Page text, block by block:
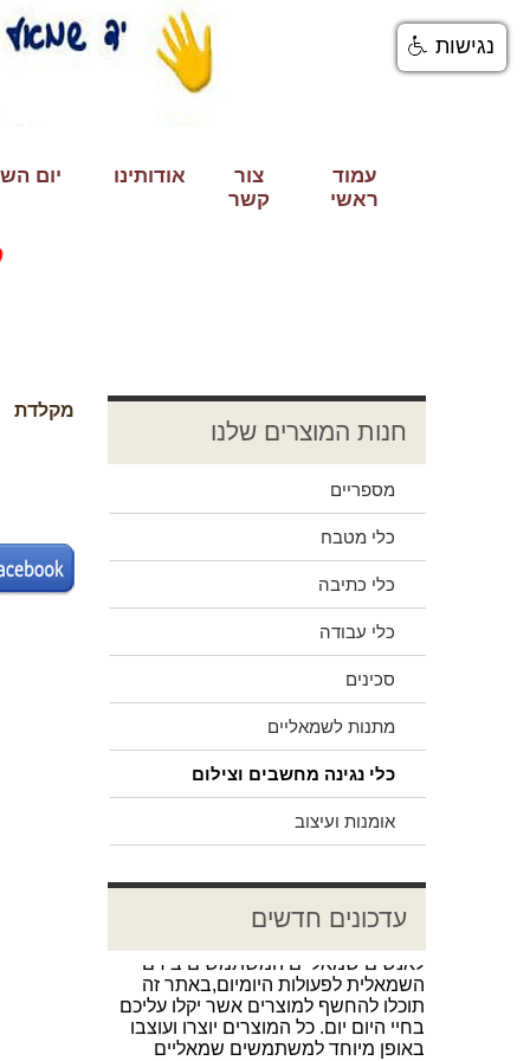
עמוד
ראשי
צור
קשר
אודותינו
מקלדת
חנות המוצרים שלנו
מספריים
כלי מטבח
כלי כתיבה
כלי עבודה
סכינים
מתנות לשמאליים
כלי נגינה מחשבים וצילום
אומנות ועיצוב
עדכונים חדשים
אנו שמחים לשתף אתכם ולהציג בפניכם
את האתר היחודי שהוקם בישראל
לאנשים שמאליים המשתמשים בידם
השמאלית לפעולות היומיום,באתר זה
תוכלו להחשף למוצרים אשר יקלו עליכם
בחיי היום יום. כל המוצרים יוצרו ועוצבו
באופן מיוחד למשתמשים שמאליים
נגישות